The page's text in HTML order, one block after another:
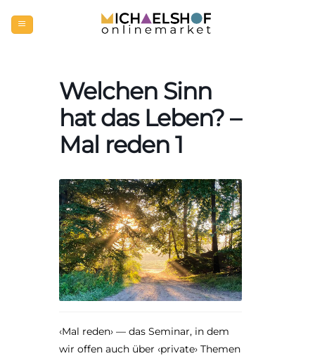
Inhalt
springen
Welchen Sinn
hat das Leben? –
Mal reden 1
‹Mal reden› — das Seminar, in dem
wir offen auch über ‹private› Themen